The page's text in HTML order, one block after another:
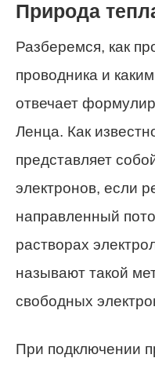
Природа
Разберемся, как
проводника и
отвечает
Ленца. Как
представляет
электронов, если
направленный
растворах
называют такой
свободных
При подключении